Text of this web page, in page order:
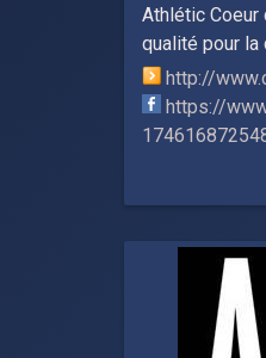
Athlétic Coeur
qualité pour la
http://
https://